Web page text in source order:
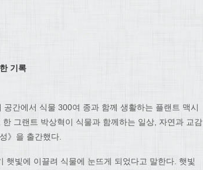
기록
간에서 식물 300여 종과 함께 생활하는 플랜트 맥시
그랜트 박상혁이 식물과 함께하는 일상, 자연과 교감
》을 출간했다.
햇빛에 이끌려 식물에 눈뜨게 되었다고 말한다. 햇빛